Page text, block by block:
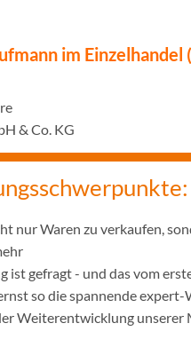
im
& Co. KG
nur Waren zu verkaufen,
ist gefragt - und das vom
so die spannende
Weiterentwicklung